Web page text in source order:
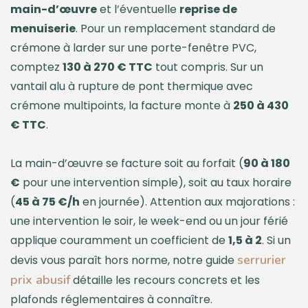
main-d’œuvreet l’éventuelle reprise de
menuiserie. Pour un remplacement standard de
crémone à larder sur une porte-fenêtre PVC,
comptez 130 à 270 € TTC tout compris. Sur un
vantail alu à rupture de pont thermique avec
crémone multipoints, la facture monte à 250 à 430
€ TTC.
La main-d’œuvre se facture soit au forfait (90 à 180
€ pour une intervention simple), soit au taux horaire
(45 à 75 €/h en journée). Attention aux majorations :
une intervention le soir, le week-end ou un jour férié
applique couramment un coefficient de1,5 à 2. Si un
devis vous paraît hors norme, notre guideserrurier
prix abusifdétaille les recours concrets et les
plafonds réglementaires à connaître.